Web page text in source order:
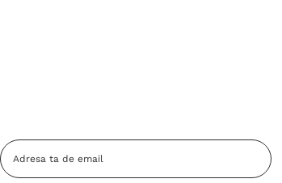
Adresa
Email